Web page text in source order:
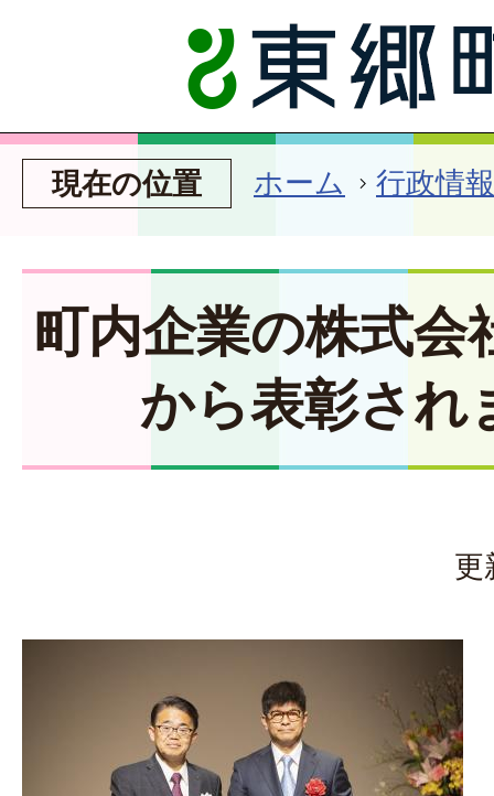
現在の位置 ホーム 行政情報
町内企業の株式会
から表彰され
更